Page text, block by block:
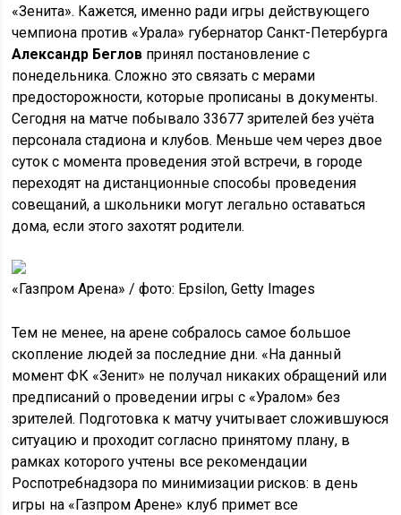
«Зенита». Кажется, именно ради игры действующего
чемпиона против «Урала» губернатор Санкт-Петербурга
Александр Беглов принял постановление с
понедельника. Сложно это связать с мерами
предосторожности, которые прописаны в документы.
Сегодня на матче побывало 33677 зрителей без учёта
персонала стадиона и клубов. Меньше чем через двое
суток с момента проведения этой встречи, в городе
переходят на дистанционные способы проведения
совещаний, а школьники могут легально оставаться
дома, если этого захотят родители.
«Газпром Арена» / фото: Epsilon, Getty Images
Тем не менее, на арене собралось самое большое
скопление людей за последние дни. «На данный
момент ФК «Зенит» не получал никаких обращений или
предписаний о проведении игры с «Уралом» без
зрителей. Подготовка к матчу учитывает сложившуюся
ситуацию и проходит согласно принятому плану, в
рамках которого учтены все рекомендации
Роспотребнадзора по минимизации рисков: в день
игры на «Газпром Арене» клуб примет все